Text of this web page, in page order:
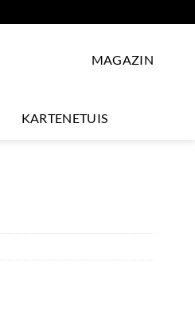
MAGAZIN
KARTENETUIS